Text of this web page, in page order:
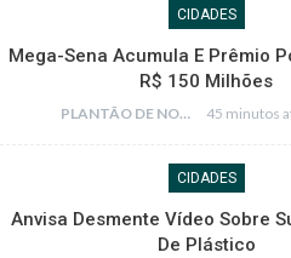
CIDADES
Mega-Sena Acumula E Prêmio
R$ 150 Milhões
PLANTÃO DE NOTÍCIAS 45 minutos
CIDADES
Anvisa Desmente Vídeo Sobre
De Plástico